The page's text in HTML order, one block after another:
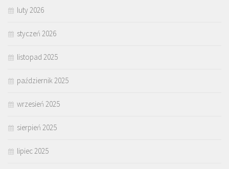
luty 2026
styczeń 2026
listopad 2025
październik 2025
wrzesień 2025
sierpień 2025
lipiec 2025